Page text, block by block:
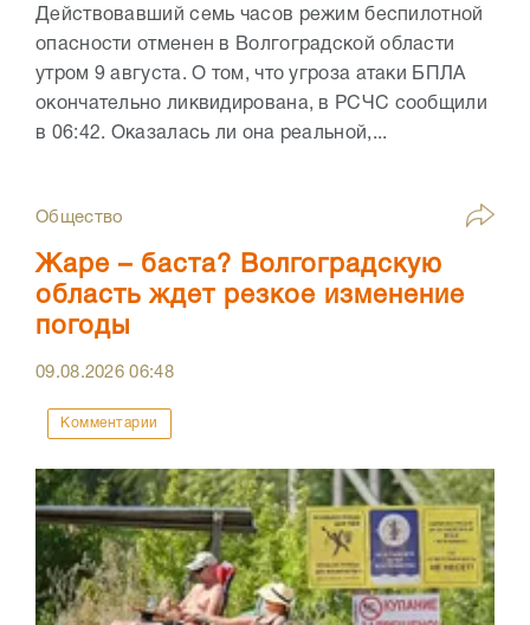
Действовавший семь часов режим беспилотной
опасности отменен в Волгоградской области
утром 9 августа. О том, что угроза атаки БПЛА
окончательно ликвидирована, в РСЧС сообщили
в 06:42. Оказалась ли она реальной,...
Общество
Жаре – баста? Волгоградскую
область ждет резкое изменение
погоды
09.08.202606:48
Комментарии